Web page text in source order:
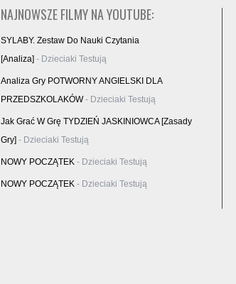
NAJNOWSZE FILMY NA YOUTUBE:
SYLABY. Zestaw Do Nauki Czytania
[analiza] - Dzieciaki Testują
Analiza Gry POTWORNY ANGIELSKI DLA
PRZEDSZKOLAKÓW- Dzieciaki Testują
Jak Grać W Grę TYDZIEŃ JASKINIOWCA [zasady
Gry] - Dzieciaki Testują
NOWY POCZĄTEK - Dzieciaki Testują
NOWY POCZĄTEK - Dzieciaki Testują